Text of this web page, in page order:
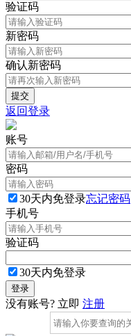
验证码
新密码
确认新密码
返回登录
账号
密码
30天内免登录忘记密码
手机号
验证码
30天内免登录
没有账号? 立即 注册